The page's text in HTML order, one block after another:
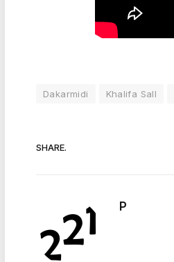
Dakarmidi Khalifa Sall
SHARE.
P